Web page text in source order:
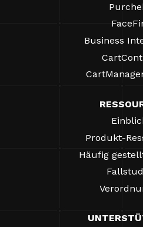
Business
Produkt-
Häufig